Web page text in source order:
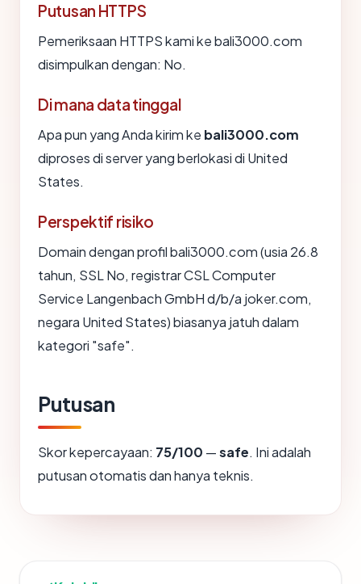
Putusan HTTPS
Pemeriksaan HTTPS kami ke bali3000.com
disimpulkan dengan: No.
Di mana data tinggal
Apa pun yang Anda kirim ke bali3000.com
diproses di server yang berlokasi di United
States.
Perspektif risiko
Domain dengan profil bali3000.com (usia 26.8
tahun, SSL No, registrar CSL Computer
Service Langenbach GmbH d/b/a joker.com,
negara United States) biasanya jatuh dalam
kategori "safe".
Putusan
Skor kepercayaan: 75/100 —safe. Ini adalah
putusan otomatis dan hanya teknis.